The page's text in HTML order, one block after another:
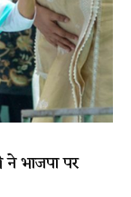
भाजपा पर